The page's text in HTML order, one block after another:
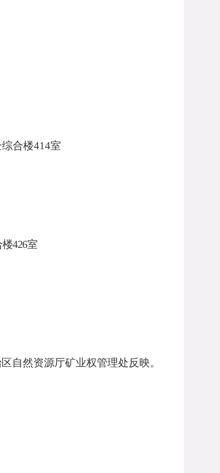
合楼414室
426室
自然资源厅矿业权管理处反映。